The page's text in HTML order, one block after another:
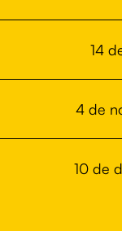
14
4 de
10 de